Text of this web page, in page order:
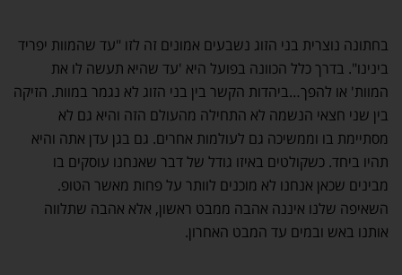
בחתונה נוצרית בני הזוג נשבעים אמונים זה לזו "עד שהמוות יפריד
בינינו". בדרך כלל הכוונה בפועל היא 'עד שהיא תעשה לו את
המוות' או להפך…ביהדות הקשר בין בני הזוג לא נגמר במוות. הזיקה
בין שני חצאי הנשמה לא התחילה מהעולם הזה והיא גם לא
מסתיימת בו וממשיכה גם לעולמות אחרים. גם בגן עדן אתה והיא
תהיו ביחד. כשקולטים באיזו גודל של דבר שאנחנו עוסקים בו
מבינים שכאן אנחנו לא מוכנים לוותר על פחות מאשר הטופ.
השאיפה שלנו איננה אהבה ממבט ראשון, אלא אהבה שתלווה
אותנו באש ובמים עד המבט האחרון.